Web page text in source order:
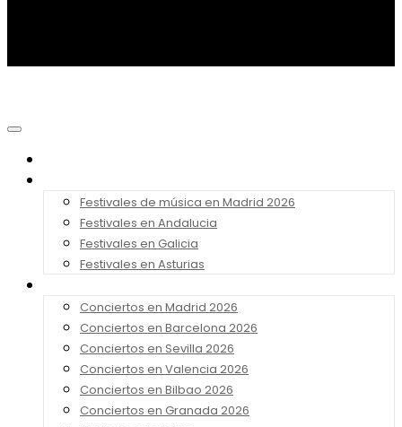
Festivales de música en Madrid 2026
Festivales en Andalucia
Festivales en Galicia
Festivales en Asturias
Conciertos en Madrid 2026
Conciertos en Barcelona 2026
Conciertos en Sevilla 2026
Conciertos en Valencia 2026
Conciertos en Bilbao 2026
Conciertos en Granada 2026